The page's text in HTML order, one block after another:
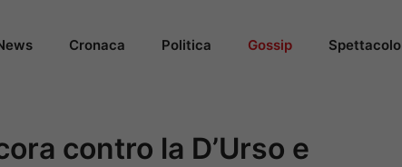
Cronaca Politica Gossip Spettacolo
contro la D’Urso e